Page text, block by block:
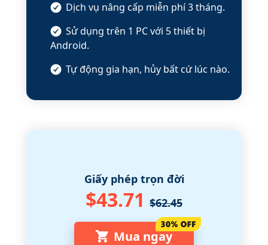
Dịch vụ nâng cấp miễn phí 3 tháng.
Sử dụng trên 1 PC với 5 thiết bị
Android.
Tự động gia hạn, hủy bất cứ lúc nào.
Giấy phép trọn đời
$43.71 $62.45
Mua ngay